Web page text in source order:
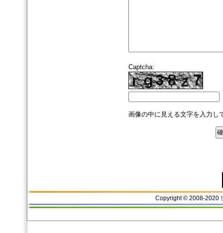
Captcha:
画像の中に見える文字を入力し
Copyright © 2008-2020